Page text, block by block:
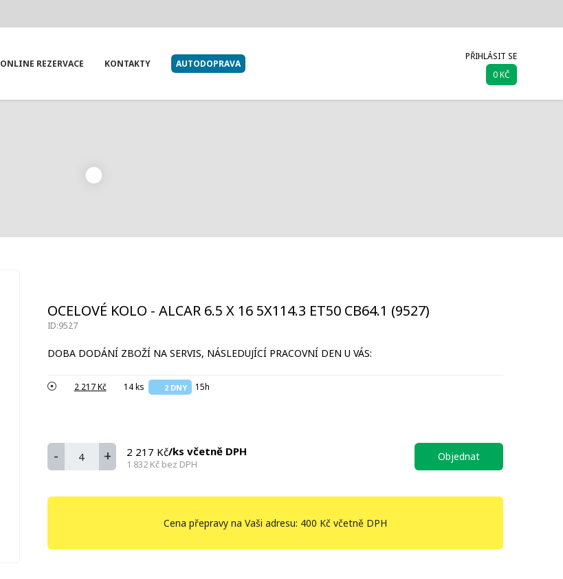
ONLINE REZERVACE KONTAKTY AUTODOPRAVA
PŘIHLÁSIT SE
0 KČ
OCELOVÉ KOLO - ALCAR 6.5 X 16 5X114.3 ET50 CB64.1 (9527)
ID:9527
DOBA DODÁNÍ ZBOŽÍ NA SERVIS, NÁSLEDUJÍCÍ PRACOVNÍ DEN U VÁS:
2 217 Kč 14 ks 2 DNY 15h
- + 2 217 Kč/ks včetně DPH
1 832 Kčbez DPH
Objednat
Cena přepravy na Vaši adresu: 400 Kč včetně DPH